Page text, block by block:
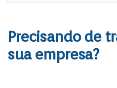
Precisando de
sua empresa?